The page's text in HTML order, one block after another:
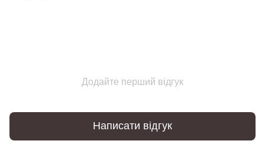
Додайте перший відгук
Написати відгук